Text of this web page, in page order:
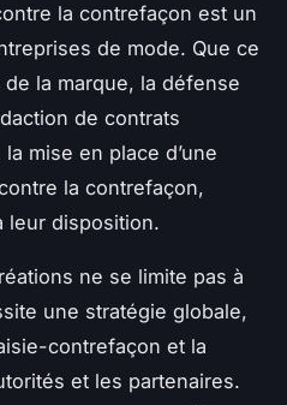
la contrefaçon est un
de mode. Que ce
de la marque, la défense
de contrats
mise en place d’une
la contrefaçon,
leur disposition.
ne se limite pas à
une stratégie globale,
contrefaçon et la
et les partenaires.